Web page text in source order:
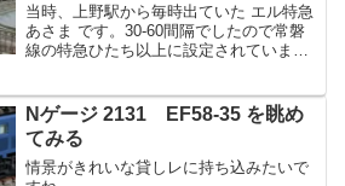
当時、上野駅から毎時出ていた エル特急
あさま です。30-60間隔でしたので常磐
線の特急ひたち以上に設定されていまし
Nゲージ 2131 EF58-35 を眺め
てみる
情景がきれいな貸しレに持ち込みたいで